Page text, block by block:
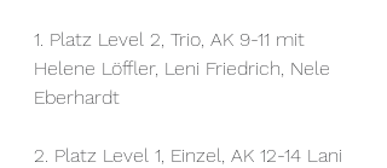
1. Platz Level 2, Trio, AK 9-11 mit
Helene Löffler, Leni Friedrich, Nele
Eberhardt
2. Platz Level 1, Einzel, AK 12-14 Lani